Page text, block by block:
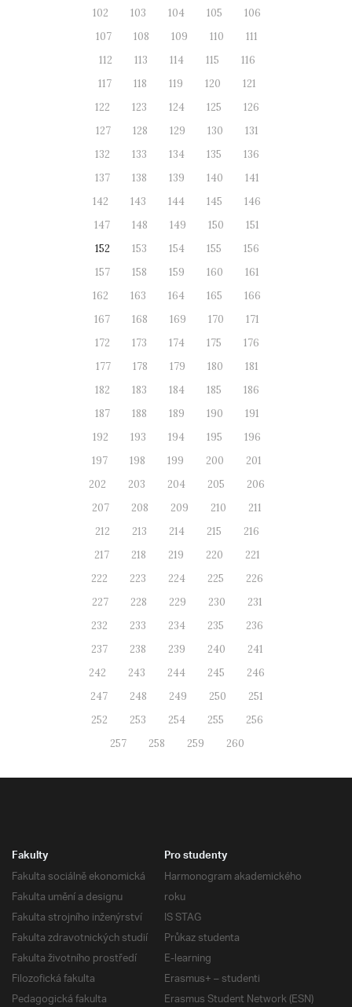
102
103 104 105
106
107
108 109 110
111
112
113 114 115
116
117
118 119 120
121
122
123 124 125
126
127
128 129 130
131
132
133 134 135
136
137
138 139 140
141
142
143 144 145
146
147
148 149 150
151
152
153 154 155
156
157
158 159 160
161
162
163 164 165
166
167
168 169 170
171
172
173 174 175
176
177
178 179 180
181
182
183 184 185
186
187
188 189 190
191
192
193 194 195
196
197
198 199 200
201
202
203 204 205
206
207
208 209 210
211
212
213 214 215
216
217
218 219 220
221
222
223 224 225
226
227
228 229 230
231
232
233 234 235
236
237
238 239 240
241
242
243 244 245
246
247
248 249 250
251
252
253 254 255
256
257
258 259 260
Fakulty
Fakulta sociálně ekonomická
Fakulta umění a designu
Fakulta strojního inženýrství
Fakulta zdravotnických studií
Fakulta životního prostředí
Filozofická fakulta
Pedagogická fakulta
Pro studenty
Harmonogram akademického
roku
IS STAG
Průkaz studenta
E-learning
Erasmus+ – studenti
Erasmus Student Network (ESN)